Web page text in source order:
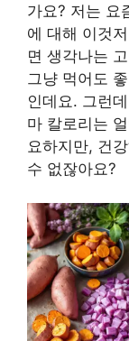
가요? 저는 요
에 대해 이것
면 생각나는
그냥 먹어도
인데요. 그런
마 칼로리는
요하지만, 건
수 없잖아요?